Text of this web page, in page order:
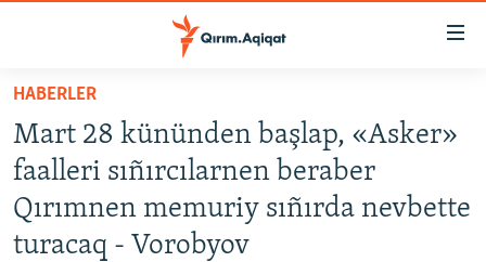
Esas
qaytmaq
Baş
navigatsiyağa
qaytmaq
Qıdıruvğa
SİYASET
İQTİSADİYAT
HABERLER
Mart 28 kününden başlap, «Asker»
faalleri sıñırcılarnen beraber
Qırımnen memuriy sıñırda nevbette
turacaq - Vorobyov